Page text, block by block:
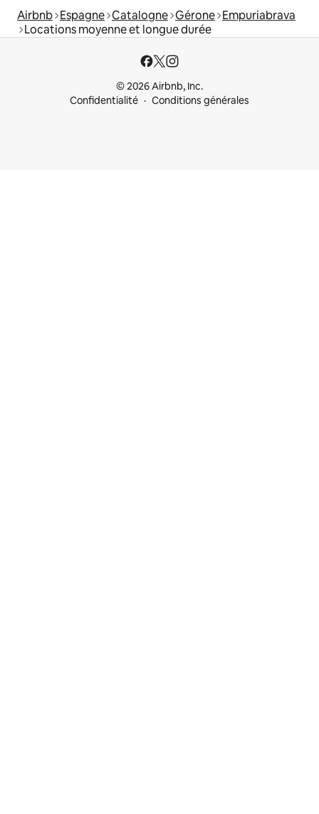
Airbnb Espagne Catalogne Gérone Empuriabrava
Locations moyenne et longue durée
© 2026 Airbnb, Inc.
Confidentialité
Conditions générales